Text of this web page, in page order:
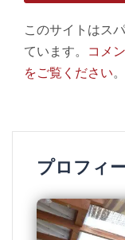
このサイトはス
ています。
コメ
をご覧ください。
プロフィ